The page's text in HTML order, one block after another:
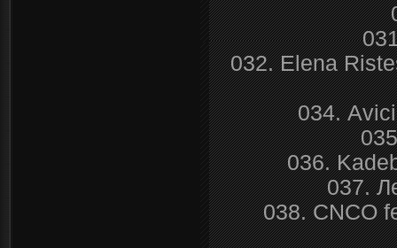
032. Elena
034.
036.
037.
038. CNCO